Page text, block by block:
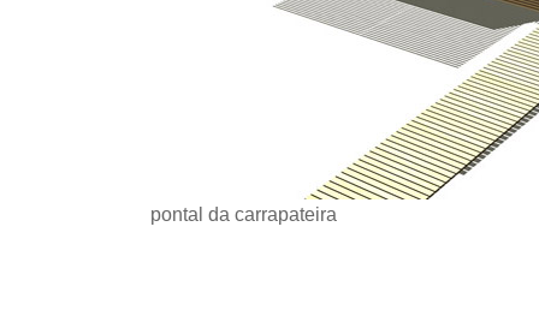
pontal da carrapateira